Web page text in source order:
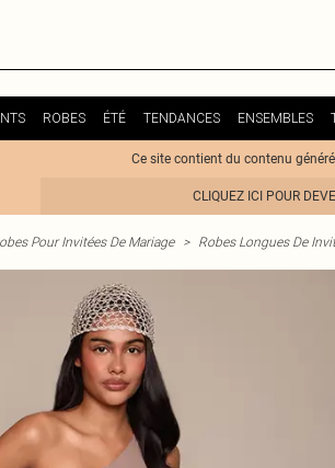
ROBES ÉTÉ TENDANCES ENSEMBLES
Ce site contient du contenu
CLIQUEZ ICI POUR
Pour Invitées De Mariage > Robes Longues De